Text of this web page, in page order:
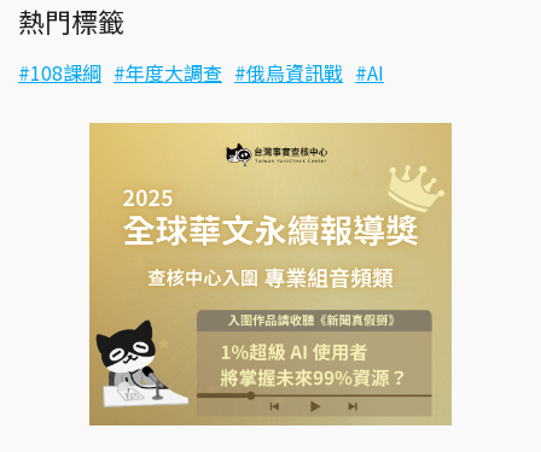
熱門標籤
108課綱 年度大調查 俄烏資訊戰 AI